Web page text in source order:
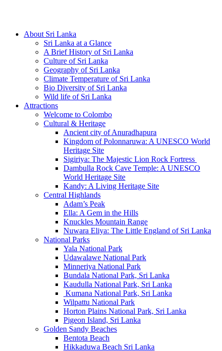
About Sri Lanka
Sri Lanka at a Glance
A Brief History of Sri Lanka
Culture of Sri Lanka
Geography of Sri Lanka
Climate Temperature of Sri Lanka
Bio Diversity of Sri Lanka
Wild life of Sri Lanka
Attractions
Welcome to Colombo
Cultural & Heritage
Ancient city of Anuradhapura
Kingdom of Polonnaruwa: A UNESCO World
Heritage Site
Sigiriya: The Majestic Lion Rock Fortress
Dambulla Rock Cave Temple: A UNESCO
World Heritage Site
Kandy: A Living Heritage Site
Central Highlands
Adam’s Peak
Ella: A Gem in the Hills
Knuckles Mountain Range
Nuwara Eliya: The Little England of Sri Lanka
National Parks
Yala National Park
Udawalawe National Park
Minneriya National Park
Bundala National Park, Sri Lanka
Kaudulla National Park, Sri Lanka
Kumana National Park, Sri Lanka
Wilpattu National Park
Horton Plains National Park, Sri Lanka
Pigeon Island, Sri Lanka
Golden Sandy Beaches
Bentota Beach
Hikkaduwa Beach Sri Lanka